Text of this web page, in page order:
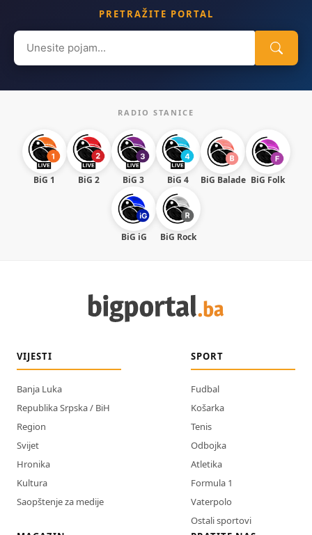
PRETRAŽITE PORTAL
Search
for:
RADIO STANICE
BiG 1 BiG 2 BiG 3 BiG 4 BiG Balade BiG Folk
BiG iG BiG Rock
VIJESTI
Banja Luka
Republika Srpska / BiH
Region
Svijet
Hronika
Kultura
Saopštenje za medije
SPORT
Fudbal
Košarka
Tenis
Odbojka
Atletika
Formula 1
Vaterpolo
Ostali sportovi